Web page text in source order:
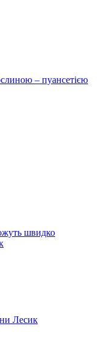
– пуансетією
швидко
Лесик